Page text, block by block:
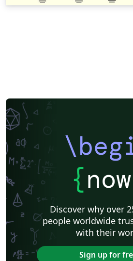
{now
Discover why over
people worldwide
with their
Sign up for